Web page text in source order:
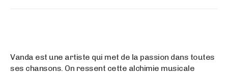
Vanda est une artiste qui met de la passion dans toutes
ses chansons. On ressent cette alchimie musicale